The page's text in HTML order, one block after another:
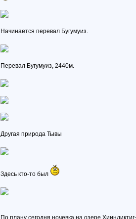
Начинается перевал Бугумуиз.
Перевал Бугумуиз, 2440м.
Другая природа Тывы
Здесь кто-то был
По плану сегодня ночевка на озере